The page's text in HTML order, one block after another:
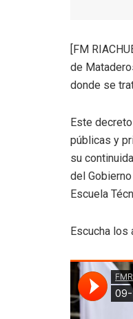
[FM
de
donde se
Este
públicas y
su
del
Escuela
Escucha los